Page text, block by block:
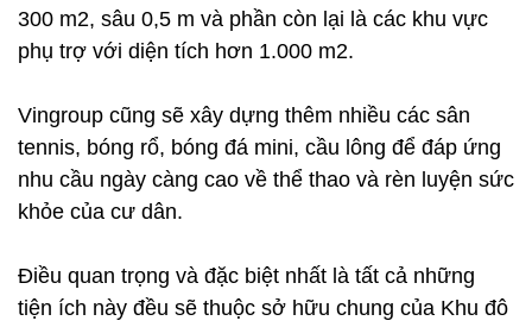
300 m2, sâu 0,5 m và phần còn lại là các khu vực
phụ trợ với diện tích hơn 1.000 m2.
Vingroup cũng sẽ xây dựng thêm nhiều các sân
tennis, bóng rổ, bóng đá mini, cầu lông để đáp ứng
nhu cầu ngày càng cao về thể thao và rèn luyện sức
khỏe của cư dân.
Điều quan trọng và đặc biệt nhất là tất cả những
tiện ích này đều sẽ thuộc sở hữu chung của Khu đô